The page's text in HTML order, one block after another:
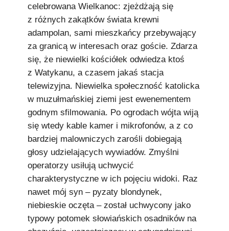
celebrowana Wielkanoc: zjeżdżają się
z różnych zakątków świata krewni
adampolan, sami mieszkańcy przebywający
za granicą w interesach oraz goście. Zdarza
się, że niewielki kościółek odwiedza ktoś
z Watykanu, a czasem jakaś stacja
telewizyjna. Niewielka społeczność katolicka
w muzułmańskiej ziemi jest ewenementem
godnym sfilmowania. Po ogrodach wójta wiją
się wtedy kable kamer i mikrofonów, a z co
bardziej malowniczych zarośli dobiegają
głosy udzielających wywiadów. Zmyślni
operatorzy usiłują uchwycić
charakterystyczne w ich pojęciu widoki. Raz
nawet mój syn – pyzaty blondynek,
niebieskie oczęta – został uchwycony jako
typowy potomek słowiańskich osadników na